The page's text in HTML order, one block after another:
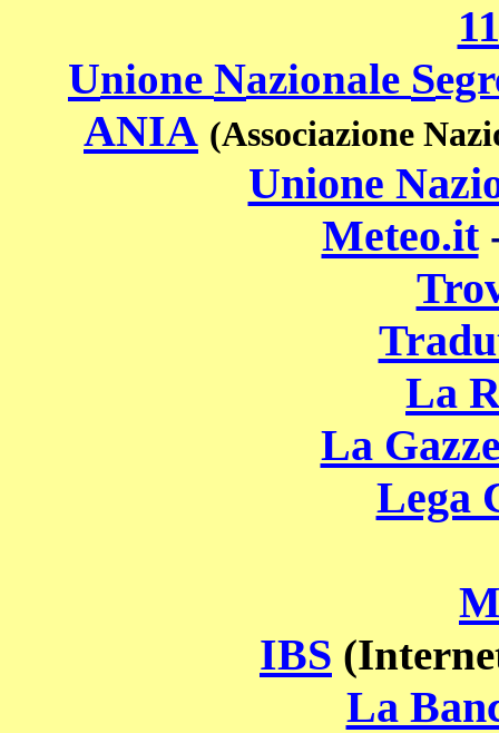
Unione Nazionale S
ANIA (Associazione
Unione
Meteo.it
La
La
Lega
IBS
La